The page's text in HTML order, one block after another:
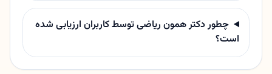
چطور دکتر همون ریاضی توسط کاربران ارزیابی شده
است؟